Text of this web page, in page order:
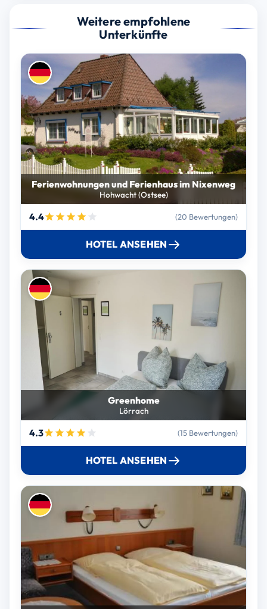
Weitere empfohlene
Unterkünfte
Ferienwohnungen und Ferienhaus im Nixenweg
Hohwacht (Ostsee)
4.4 (20 Bewertungen)
HOTEL ANSEHEN
Greenhome
Lörrach
4.3 (15 Bewertungen)
HOTEL ANSEHEN